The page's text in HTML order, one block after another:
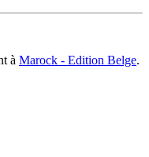
à Marock - Edition Belge.